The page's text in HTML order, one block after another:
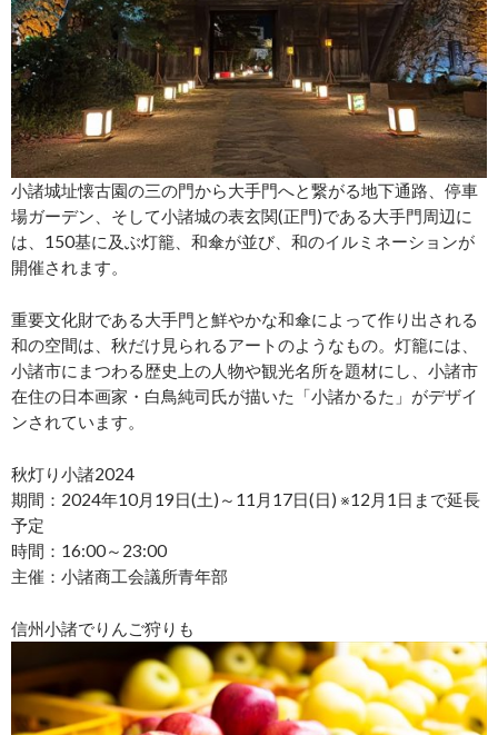
小諸城址懐古園の三の門から大手門へと繋がる地下通路、停車
場ガーデン、そして小諸城の表玄関(正門)である大手門周辺に
は、150基に及ぶ灯籠、和傘が並び、和のイルミネーションが
開催されます。
重要文化財である大手門と鮮やかな和傘によって作り出される
和の空間は、秋だけ見られるアートのようなもの。灯籠には、
小諸市にまつわる歴史上の人物や観光名所を題材にし、小諸市
在住の日本画家・白鳥純司氏が描いた「小諸かるた」がデザイ
ンされています。
秋灯り小諸2024
期間：2024年10月19日(土)～11月17日(日) ※12月1日まで延長
予定
時間：16:00～23:00
主催：小諸商工会議所青年部
信州小諸でりんご狩りも